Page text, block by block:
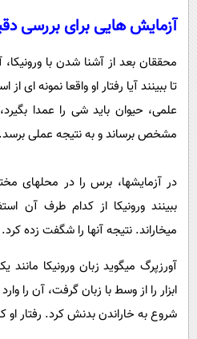
آزمایش هایی برای بررسی
محققان بعد از آشنا شدن با
تا ببینند آیا رفتار او واقعا نمونه ای
علمی، حیوان باید شی را عمدا
مشخص برساند و به نتیجه عملی برسد.
در آزمایشها، برس را در محلهای
ببینند ورونیکا از کدام طرف آن
میخاراند. نتیجه آنها را شگفت زده کرد.
آورزپرگ میگوید زبان ورونیکا
ابزار را از وسط با زبان گرفت، آن را
شروع به خاراندن بدنش کرد. رفتار او